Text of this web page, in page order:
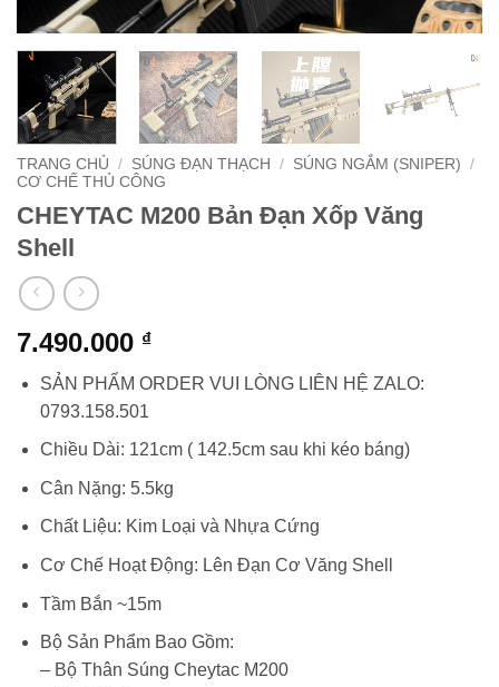
TRANG CHỦ / SÚNG ĐẠN THẠCH / SÚNG NGẮM (SNIPER)
/
CƠ CHẾ THỦ CÔNG
CHEYTAC M200 Bản Đạn Xốp Văng
Shell
7.490.000 ₫
SẢN PHẨM ORDER VUI LÒNG LIÊN HỆ ZALO:
0793.158.501
Chiều Dài: 121cm ( 142.5cm sau khi kéo báng)
Cân Nặng: 5.5kg
Chất Liệu: Kim Loại và Nhựa Cứng
Cơ Chế Hoạt Động: Lên Đạn Cơ Văng Shell
Tầm Bắn ~15m
Bộ Sản Phẩm Bao Gồm:
– Bộ Thân Súng Cheytac M200